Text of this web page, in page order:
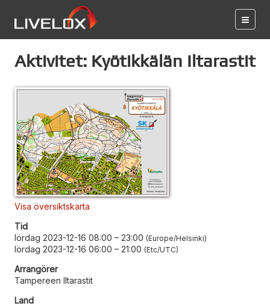
Aktivitet: Kyötikkälän Iltarastit
Visa översiktskarta
Tid
lördag 2023-12-16 08:00 – 23:00 Europe/Helsinki
lördag 2023-12-16 06:00 – 21:00 Etc/UTC
Arrangörer
Tampereen Iltarastit
Land